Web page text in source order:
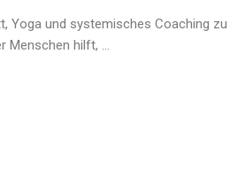
Yoga und systemisches Coaching zu
Menschen hilft, ...